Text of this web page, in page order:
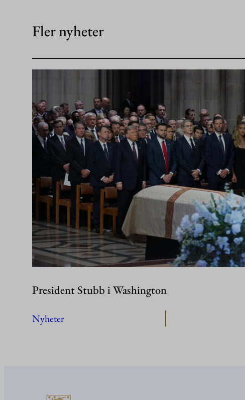
Fler nyheter
President Stubb i Washington
Nyheter